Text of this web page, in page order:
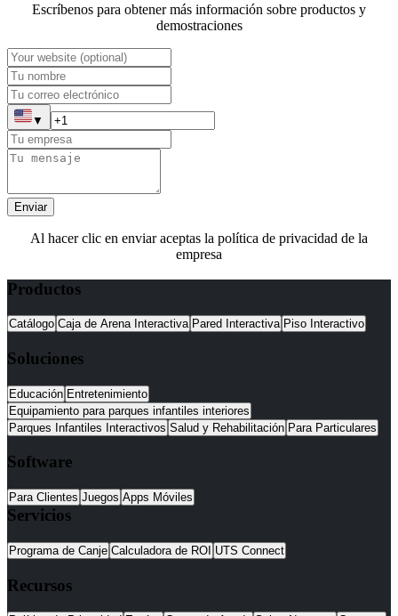
Escríbenos para obtener más información sobre productos y
demostraciones
▼
Enviar
Al hacer clic en enviar aceptas la política de privacidad de la
empresa
Productos
Catálogo Caja de Arena Interactiva Pared Interactiva Piso Interactivo
Soluciones
Educación Entretenimiento
Equipamiento para parques infantiles interiores
Parques Infantiles Interactivos Salud y Rehabilitación Para Particulares
Software
Para Clientes Juegos Apps Móviles
Servicios
Programa de Canje Calculadora de ROI UTS Connect
Recursos